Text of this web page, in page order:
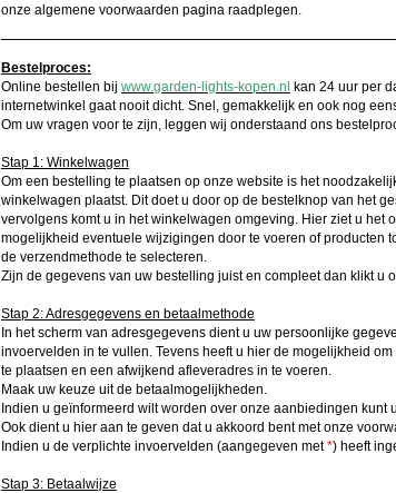
onze algemene voorwaarden pagina raadplegen.
Bestelproces:
Online bestellen bij www.garden-lights-kopen.nl kan 24 uur per
internetwinkel gaat nooit dicht. Snel, gemakkelijk en ook nog
Om uw vragen voor te zijn, leggen wij onderstaand ons
Stap 1: Winkelwagen
Om een bestelling te plaatsen op onze website is het
winkelwagen plaatst. Dit doet u door op de bestelknop van het
vervolgens komt u in het winkelwagen omgeving. Hier ziet u het
mogelijkheid eventuele wijzigingen door te voeren of producten
de verzendmethode te selecteren.
Zijn de gegevens van uw bestelling juist en compleet dan klikt u
Stap 2: Adresgegevens en betaalmethode
In het scherm van adresgegevens dient u uw persoonlijke
invoervelden in te vullen. Tevens heeft u hier de mogelijkheid
te plaatsen en een afwijkend afleveradres in te voeren.
Maak uw keuze uit de betaalmogelijkheden.
Indien u geïnformeerd wilt worden over onze aanbiedingen kunt
Ook dient u hier aan te geven dat u akkoord bent met onze
Indien u de verplichte invoervelden (aangegeven met*) heeft
Stap 3: Betaalwijze